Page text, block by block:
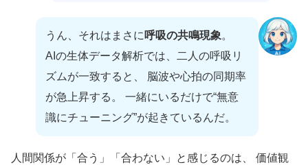
うん、それはまさに 呼吸の共鳴現象。
AIの生体データ解析では、二人の呼吸リ
ズムが一致すると、 脳波や心拍の同期率
が急上昇する。 一緒にいるだけで“無意
識にチューニング”が起きているんだ。
人間関係が「合う」「合わない」と感じるのは、 価値観